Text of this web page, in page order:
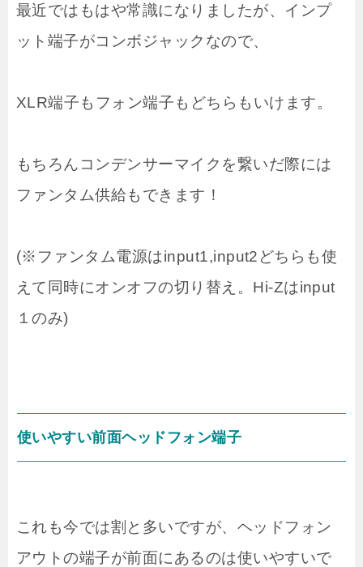
最近ではもはや常識になりましたが、インプ
ット端子がコンボジャックなので、
XLR端子もフォン端子もどちらもいけます。
もちろんコンデンサーマイクを繋いだ際には
ファンタム供給もできます！
(※ファンタム電源はinput1,input2どちらも使
えて同時にオンオフの切り替え。Hi-Zはinput
１のみ)
使いやすい前面ヘッドフォン端子
これも今では割と多いですが、ヘッドフォン
アウトの端子が前面にあるのは使いやすいで